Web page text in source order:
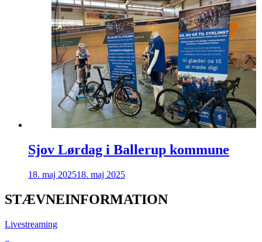
Sjov Lørdag i Ballerup kommune
18. maj 202518. maj 2025
STÆVNEINFORMATION
Livestreaming